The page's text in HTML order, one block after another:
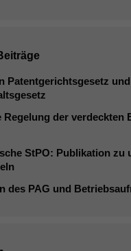
Patentgerichtsgesetz und
Regelung der verdeckten
StPO: Publikation zu
des PAG und